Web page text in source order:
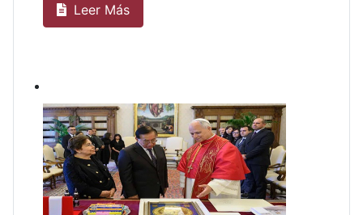
Leer Más